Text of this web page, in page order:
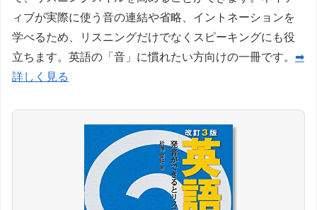
ィブが実際に使う音の連結や省略、イントネーションを
学べるため、リスニングだけでなくスピーキングにも役
立ちます。英語の「音」に慣れたい方向けの一冊です。 ➡
詳しく見る